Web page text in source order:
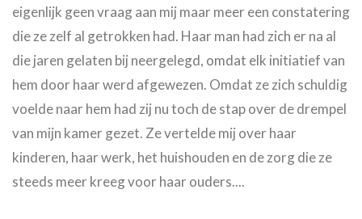
eigenlijk geen vraag aan mij maar meer een constatering
die ze zelf al getrokken had. Haar man had zich er na al
die jaren gelaten bij neergelegd, omdat elk initiatief van
hem door haar werd afgewezen. Omdat ze zich schuldig
voelde naar hem had zij nu toch de stap over de drempel
van mijn kamer gezet. Ze vertelde mij over haar
kinderen, haar werk, het huishouden en de zorg die ze
steeds meer kreeg voor haar ouders....